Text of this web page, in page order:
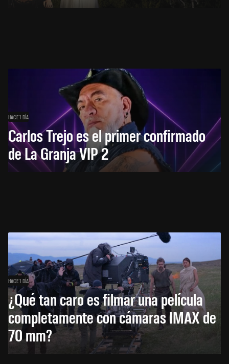
HACE 1 DÍA
Carlos Trejo es el primer confirmado
de La Granja VIP 2
HACE 1 DÍA
¿Qué tan caro es filmar una película
completamente con cámaras IMAX de
70 mm?